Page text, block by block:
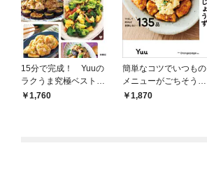
15分で完成！ Yuuの
ラクうま究極ベスト
鶏・豚・野菜のおかず
1,760
簡単なコツでいつもの
メニューがごちそう
に！ Yuuの今日からお
1,870